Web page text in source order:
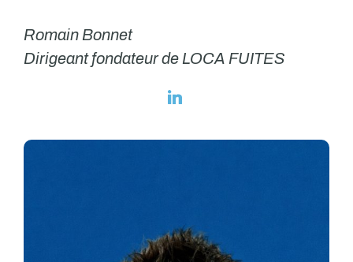
Romain Bonnet
Dirigeant fondateur de LOCA FUITES